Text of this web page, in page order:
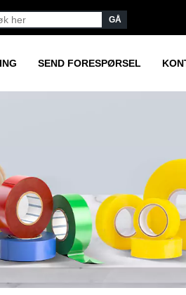
SEND FORESPØRSEL